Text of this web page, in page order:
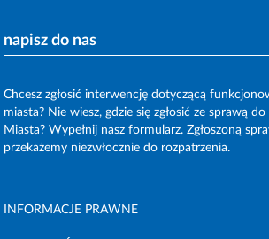
napisz do nas
Chcesz zgłosić interwencję dotyczącą
miasta? Nie wiesz, gdzie się zgłosić ze sprawą do
Miasta? Wypełnij nasz formularz. Zgłoszoną
przekażemy niezwłocznie do rozpatrzenia.
INFORMACJE PRAWNE